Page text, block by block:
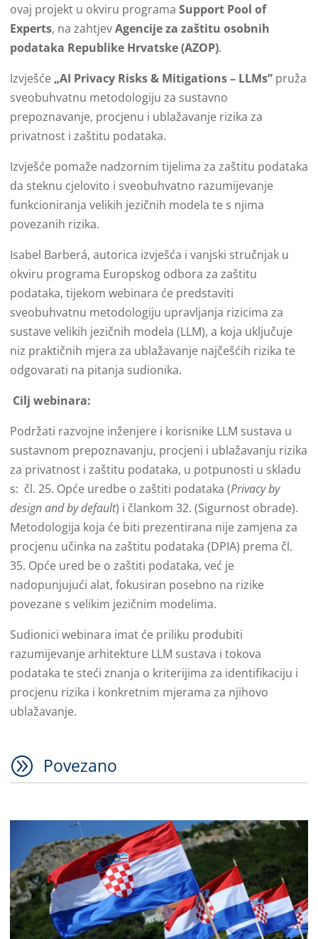
ovaj projekt u okviru programa Support Pool of
Experts, na zahtjevAgencije za zaštitu osobnih
podataka Republike Hrvatske (AZOP).
Izvješće „AI Privacy Risks & Mitigations – LLMs” pruža
sveobuhvatnu metodologiju za sustavno
prepoznavanje, procjenu i ublažavanje rizika za
privatnost i zaštitu podataka.
Izvješće pomaže nadzornim tijelima za zaštitu podataka
da steknu cjelovito i sveobuhvatno razumijevanje
funkcioniranja velikih jezičnih modela te s njima
povezanih rizika.
Isabel Barberá, autorica izvješća i vanjski stručnjak u
okviru programa Europskog odbora za zaštitu
podataka, tijekom webinara će predstaviti
sveobuhvatnu metodologiju upravljanja rizicima za
sustave velikih jezičnih modela (LLM), a koja uključuje
niz praktičnih mjera za ublažavanje najčešćih rizika te
odgovarati na pitanja sudionika.
Cilj webinara:
Podržati razvojne inženjere i korisnike LLM sustava u
sustavnom prepoznavanju, procjeni i ublažavanju rizika
za privatnost i zaštitu podataka, u potpunosti u skladu
s: čl. 25. Opće uredbe o zaštiti podataka (Privacy by
design and by default) i člankom 32. (Sigurnost obrade).
Metodologija koja će biti prezentirana nije zamjena za
procjenu učinka na zaštitu podataka (DPIA) prema čl.
35. Opće ured be o zaštiti podataka, već je
nadopunjujući alat, fokusiran posebno na rizike
povezane s velikim jezičnim modelima.
Sudionici webinara imat će priliku produbiti
razumijevanje arhitekture LLM sustava i tokova
podataka te steći znanja o kriterijima za identifikaciju i
procjenu rizika i konkretnim mjerama za njihovo
ublažavanje.
A Povezano